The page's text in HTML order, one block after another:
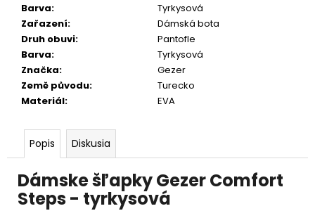
Barva:
Tyrkysová
Zařazení:
Dámská bota
Druh obuvi:
Pantofle
Barva:
Tyrkysová
Značka:
Gezer
Země původu:
Turecko
Materiál: EVA
Popis Diskusia
Dámske šľapky Gezer Comfort
Steps - tyrkysová